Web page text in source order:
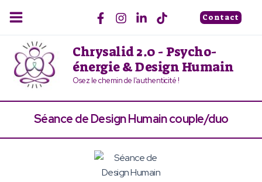
au
Contact
Chrysalid 2.0 - Psycho-
énergie & Design Humain
Osez le chemin de l'authenticité !
Séance de Design Humain couple/duo